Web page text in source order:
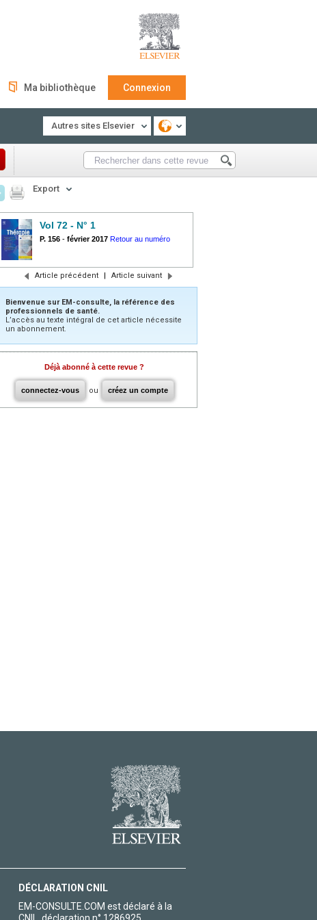
Ma bibliothèque Connexion
Autres sites Elsevier
Export
Vol 72 - N° 1
P. 156 - février 2017 Retour au numéro
Article précédent | Article suivant
Bienvenue sur EM-consulte, la référence des
professionnels de santé.
L’accès au texte intégral de cet article nécessite
un abonnement.
Déjà abonné à cette revue ?
connectez-vous ou créez un compte
DÉCLARATION CNIL
EM-CONSULTE.COM est déclaré à la